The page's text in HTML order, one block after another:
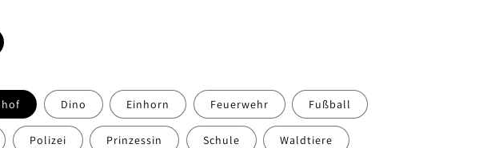
Dino Einhorn Feuerwehr Fußball
Polizei Prinzessin Schule Waldtiere